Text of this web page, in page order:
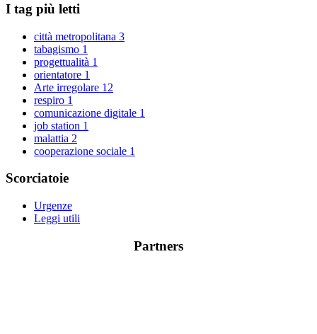
I tag più letti
città metropolitana 3
tabagismo 1
progettualità 1
orientatore 1
Arte irregolare 12
respiro 1
comunicazione digitale 1
job station 1
malattia 2
cooperazione sociale 1
Scorciatoie
Urgenze
Leggi utili
Partners